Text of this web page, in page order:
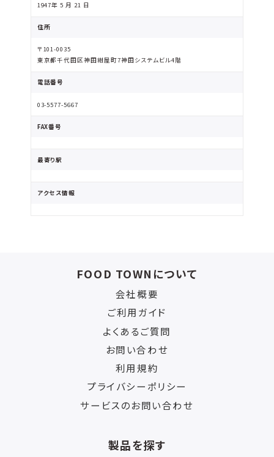
1947年 5 月 21 日
住所
〒101-0035
東京都千代田区神田紺屋町7神田システムビル4階
電話番号
03-5577-5667
FAX番号
最寄り駅
アクセス情報
FOOD TOWNについて
会社概要
ご利用ガイド
よくあるご質問
お問い合わせ
利用規約
プライバシーポリシー
サービスのお問い合わせ
製品を探す